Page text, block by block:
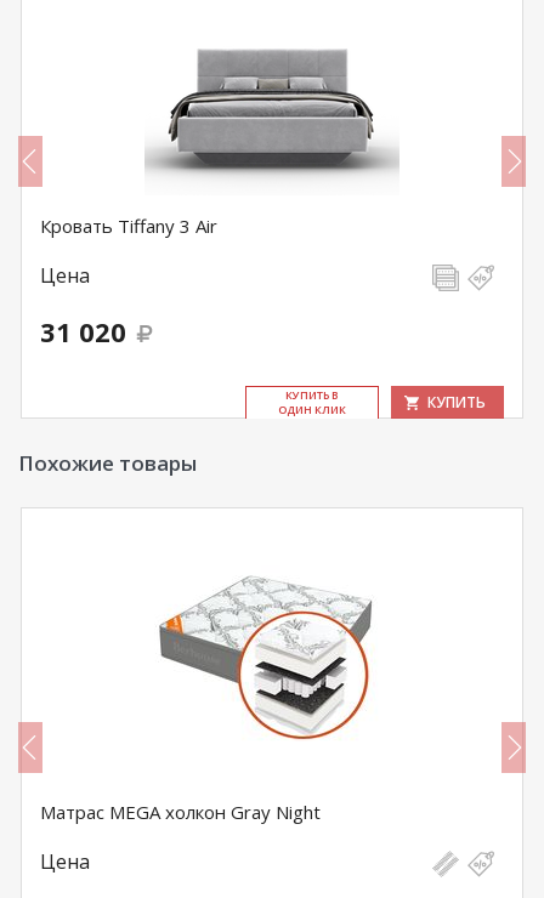
Кровать Tiffany 3 Air
Цена
31 020
КУ­ПИТЬ В
ОДИН КЛИК
КУПИТЬ
Похожие товары
Матрас MEGA холкон Gray Night
Цена